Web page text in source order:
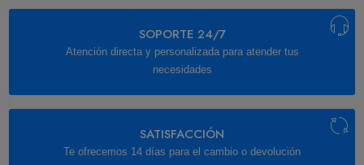
SOPORTE 24/7
Atención directa y personalizada para atender tus
necesidades
SATISFACCIÓN
Te ofrecemos 14 días para el cambio o devolución